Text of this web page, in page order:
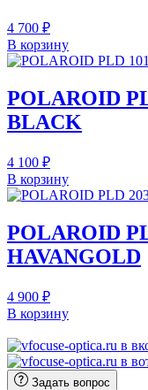
4 700 ₽
В корзину
POLAROID
BLACK
4 100 ₽
В корзину
POLAROID
HAVANGOLD
4 900 ₽
В корзину
Задать вопрос